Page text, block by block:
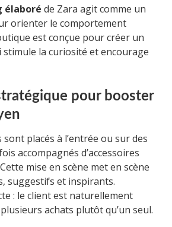
élaboré de Zara agit comme un
orienter le comportement
est conçue pour créer un
la curiosité et encourage
pour booster
placés à l’entrée ou sur des
accompagnés d’accessoires
mise en scène met en scène
suggestifs et inspirants.
: le client est naturellement
achats plutôt qu’un seul.